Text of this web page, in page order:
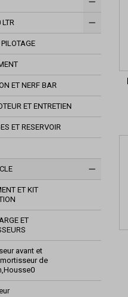
ET NERF BAR
ET ENTRETIEN
ET RESERVOIR
ET KIT
ET
avant et
de